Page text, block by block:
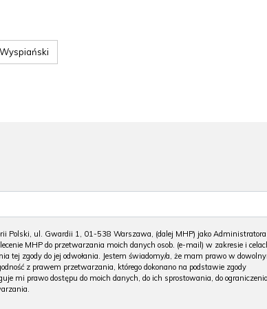
Polski, ul. Gwardii 1, 01-538 Warszawa, (dalej MHP) jako Administratora
MHP do przetwarzania moich danych osob. (e-mail) w zakresie i
tej zgody do jej odwołania. Jestem świadomy/a, że mam prawo w
z prawem przetwarzania, którego dokonano na podstawie zgody
mi prawo dostępu do moich danych, do ich sprostowania, do ograniczenia